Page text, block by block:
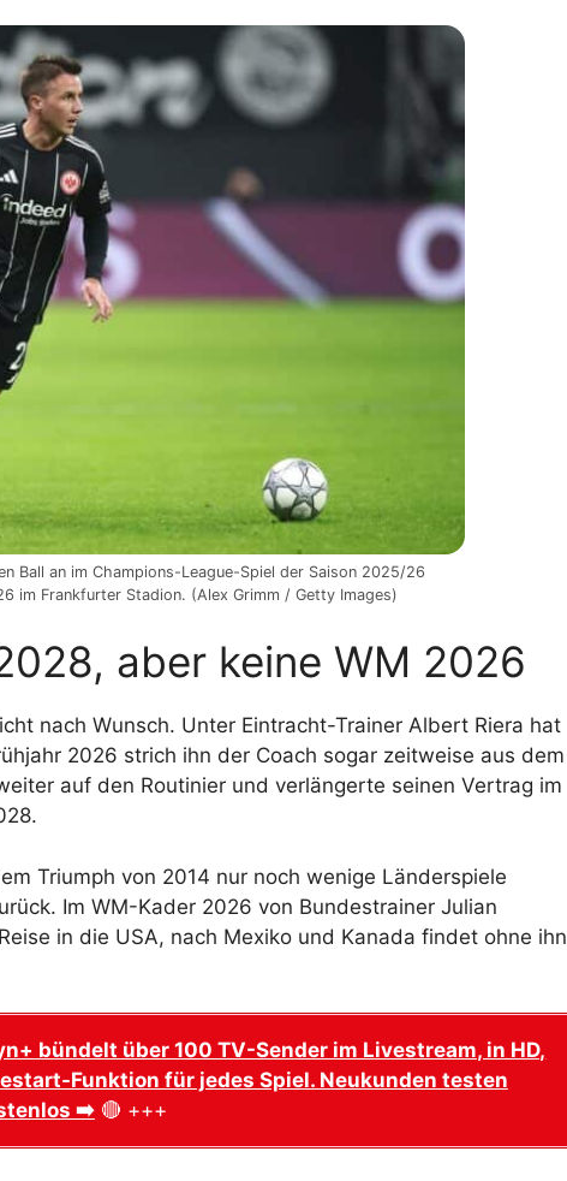
Ball an im Champions-League-Spiel der Saison 2025/26
im Frankfurter Stadion. (Alex Grimm / Getty Images)
aber keine WM 2026
nach Wunsch. Unter Eintracht-Trainer Albert Riera hat
2026 strich ihn der Coach sogar zeitweise aus dem
auf den Routinier und verlängerte seinen Vertrag im
Triumph von 2014 nur noch wenige Länderspiele
Im WM-Kader 2026 von Bundestrainer Julian
in die USA, nach Mexiko und Kanada findet ohne ihn
bündelt über 100 TV-Sender im Livestream, in HD,
Funktion für jedes Spiel. Neukunden testen
➡️🔴 +++